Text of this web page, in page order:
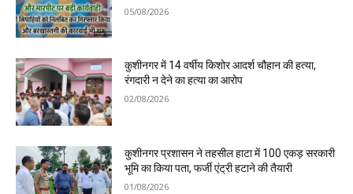
05/08/2026
कुशीनगर में 14 वर्षीय किशोर आदर्श चौहान की हत्या,
रंगदारी न देने का हत्या का आरोप
02/08/2026
कुशीनगर प्रशासन ने तहसील हाटा में 100 एकड़ सरकारी
भूमि का किया पता, फर्जी एंट्री हटाने की तैयारी
01/08/2026